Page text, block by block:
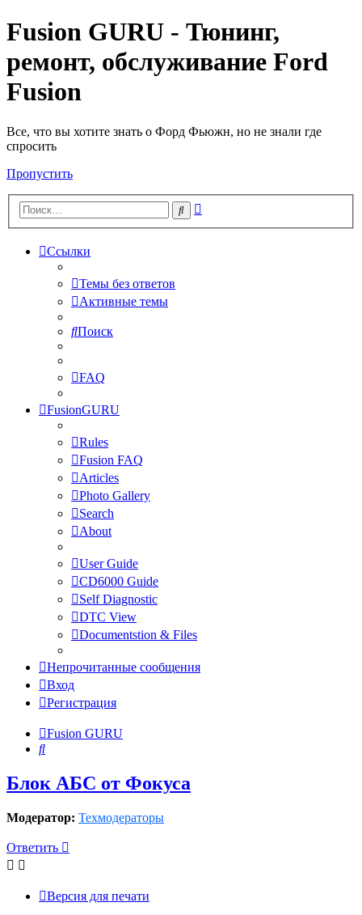
Fusion GURU - Тюнинг,
ремонт, обслуживание Ford
Fusion
Все, что вы хотите знать о Форд Фьюжн, но не знали где
спросить
Пропустить
Поиск
Ссылки
Темы без ответов
Активные темы
Поиск
FAQ
FusionGURU
Rules
Fusion FAQ
Articles
Photo Gallery
Search
About
User Guide
CD6000 Guide
Self Diagnostic
DTC View
Documentstion & Files
Непрочитанные сообщения
Вход
Регистрация
Fusion GURU
Поиск
Блок АБС от Фокуса
Модератор: Техмодераторы
Ответить
Версия для печати